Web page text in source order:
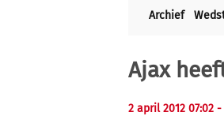
Archief
Ajax
2 april 2012 07:02 -